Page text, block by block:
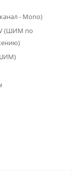
- Mono)
(ШИМ по